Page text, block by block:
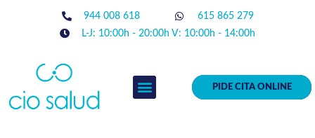
944 008 618
615 865 279
L-J: 10:00h - 20:00h V: 10:00h - 14:00h
PIDE CITA ONLINE